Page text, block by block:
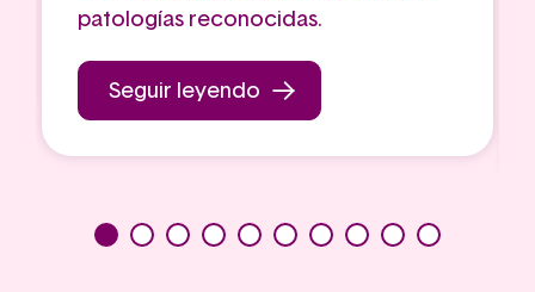
patologías reconocidas.
Seguir leyendo